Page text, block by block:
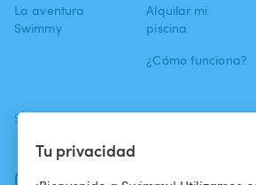
Tu privacidad
La aventura
Swimmy
Alquilar mi
piscina
¿Cómo funciona?
SÍGUENOS
Facebook
Instagram